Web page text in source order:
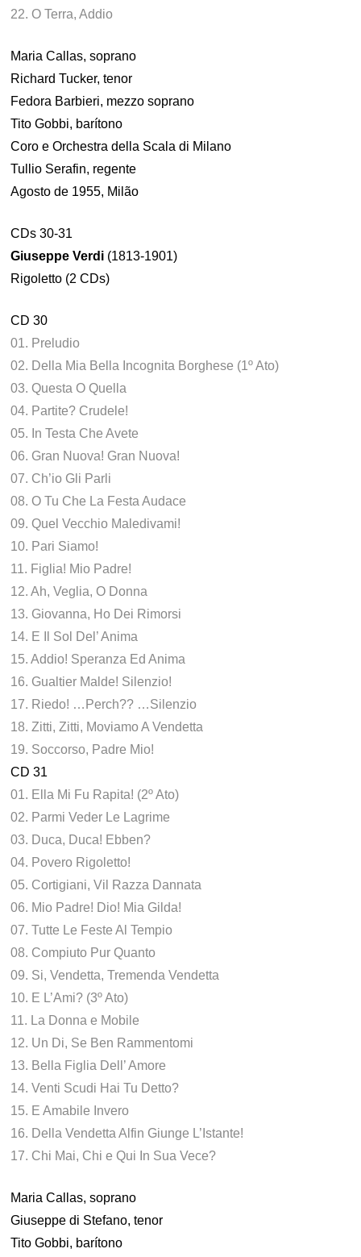
22. O Terra, Addio
Maria Callas, soprano
Richard Tucker, tenor
Fedora Barbieri, mezzo soprano
Tito Gobbi, barítono
Coro e Orchestra della Scala di Milano
Tullio Serafin, regente
Agosto de 1955, Milão
CDs 30-31
Giuseppe Verdi (1813-1901)
Rigoletto (2 CDs)
CD 30
01. Preludio
02. Della Mia Bella Incognita Borghese (1º Ato)
03. Questa O Quella
04. Partite? Crudele!
05. In Testa Che Avete
06. Gran Nuova! Gran Nuova!
07. Ch’io Gli Parli
08. O Tu Che La Festa Audace
09. Quel Vecchio Maledivami!
10. Pari Siamo!
11. Figlia! Mio Padre!
12. Ah, Veglia, O Donna
13. Giovanna, Ho Dei Rimorsi
14. E Il Sol Del’ Anima
15. Addio! Speranza Ed Anima
16. Gualtier Malde! Silenzio!
17. Riedo! …Perch?? …Silenzio
18. Zitti, Zitti, Moviamo A Vendetta
19. Soccorso, Padre Mio!
CD 31
01. Ella Mi Fu Rapita! (2º Ato)
02. Parmi Veder Le Lagrime
03. Duca, Duca! Ebben?
04. Povero Rigoletto!
05. Cortigiani, Vil Razza Dannata
06. Mio Padre! Dio! Mia Gilda!
07. Tutte Le Feste Al Tempio
08. Compiuto Pur Quanto
09. Si, Vendetta, Tremenda Vendetta
10. E L’Ami? (3º Ato)
11. La Donna e Mobile
12. Un Di, Se Ben Rammentomi
13. Bella Figlia Dell’ Amore
14. Venti Scudi Hai Tu Detto?
15. E Amabile Invero
16. Della Vendetta Alfin Giunge L’Istante!
17. Chi Mai, Chi e Qui In Sua Vece?
Maria Callas, soprano
Giuseppe di Stefano, tenor
Tito Gobbi, barítono